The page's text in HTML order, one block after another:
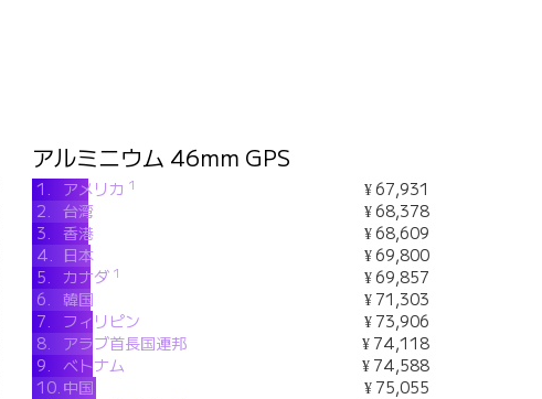
アルミニウム 46mm GPS
1. アメリカ 1
¥ 67,931
2.
台湾
¥ 68,378
3.
香港
¥ 68,609
4.
日本
¥ 69,800
5.
カナダ 1
¥ 69,857
6.
韓国
¥ 71,303
7.
フィリピン
¥ 73,906
8.
アラブ首長国連邦
¥ 74,118
9.
ベトナム
¥ 74,588
10. 中国
¥ 75,055